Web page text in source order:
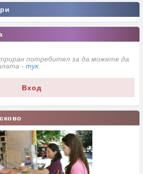
потребител за да можете да
- тук
Вход